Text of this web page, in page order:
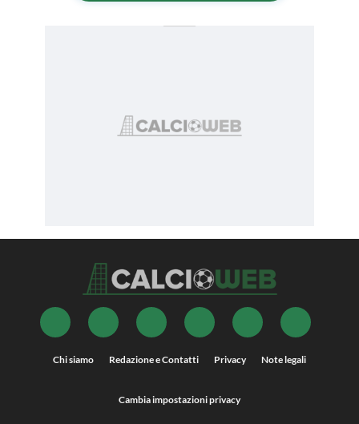
Chi siamo Redazione e Contatti Privacy Note legali
Cambia impostazioni privacy